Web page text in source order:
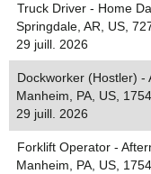
Truck Driver - Home
Springdale, AR, US,
29 juill. 2026
Dockworker (Hostler) -
Manheim, PA, US,
29 juill. 2026
Forklift Operator -
Manheim, PA, US,